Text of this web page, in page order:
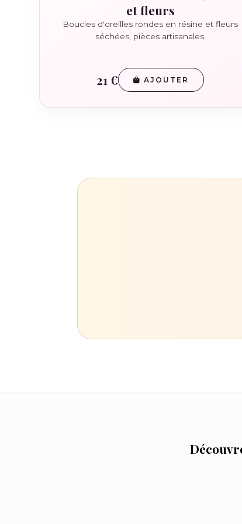
et fleurs
Boucles d'oreilles rondes en résine et fleurs
séchées, pièces artisanales.
21 € AJOUTER